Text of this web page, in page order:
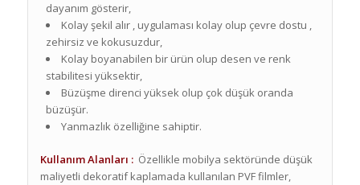
dayanım gösterir,
Kolay şekil alır , uygulaması kolay olup çevre dostu ,
zehirsiz ve kokusuzdur,
Kolay boyanabilen bir ürün olup desen ve renk
stabilitesi yüksektir,
Büzüşme direnci yüksek olup çok düşük oranda
büzüşür.
Yanmazlık özelliğine sahiptir.
Kullanım Alanları : Özellikle mobilya sektöründe düşük
maliyetli dekoratif kaplamada kullanılan PVF filmler,